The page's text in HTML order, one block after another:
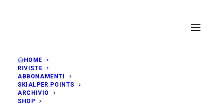
HOME
RIVISTE
ABBONAMENTI
SKIALPER POINTS
ARCHIVIO
SHOP